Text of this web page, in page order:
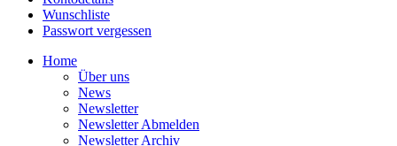
Wunschliste
Passwort vergessen
Home
Über uns
News
Newsletter
Newsletter Abmelden
Newsletter Archiv